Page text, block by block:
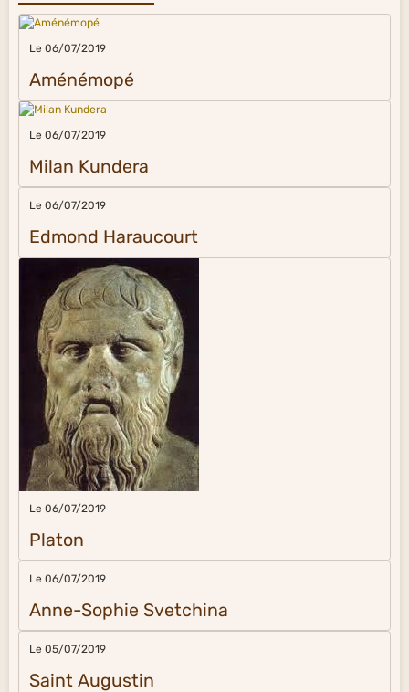
Le 06/07/2019
Aménémopé
Le 06/07/2019
Milan Kundera
Le 06/07/2019
Edmond Haraucourt
Le 06/07/2019
Platon
Le 06/07/2019
Anne-Sophie Svetchina
Le 05/07/2019
Saint Augustin